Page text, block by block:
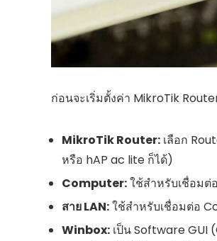
ก่อนจะเริ่มตั้งค่า MikroTik
MikroTik Router: เลือก
หรือ hAP ac lite ก็ได้)
Computer:ใช้สำหรับเชื่อมต่
สาย LAN:ใช้สำหรับเชื่อมต่อ
Winbox: เป็น Software GUI